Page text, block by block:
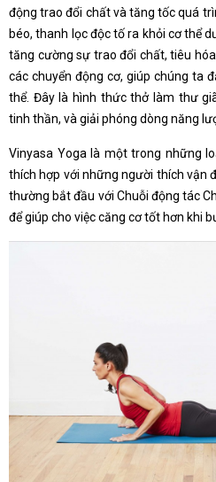
động trao đổi chất và tăng tốc quá
béo, thanh lọc độc tố ra khỏi cơ thể
tăng cường sự trao đổi chất, tiêu
các chuyển động cơ, giúp chúng ta
thể. Đây là hình thức thở làm thư
tinh thần, và giải phóng dòng năng
Vinyasa Yoga là một trong những
thích hợp với những người thích vận
thường bắt đầu với Chuỗi động tác
để giúp cho việc căng cơ tốt hơn khi